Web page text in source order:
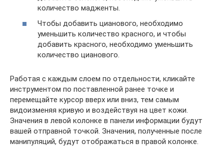
количество мадженты.
Чтобы добавить цианового, необходимо
уменьшить количество красного, и чтобы
добавить красного, необходимо уменьшить
количество цианового.
Работая с каждым слоем по отдельности, кликайте
инструментом по поставленной ранее точке и
перемещайте курсор вверх или вниз, тем самым
видоизменяя кривую и воздействуя на цвет кожи.
Значения в левой колонке в панели информации будут
вашей отправной точкой. Значения, полученные после
манипуляций, будут отображаться в правой колонке.